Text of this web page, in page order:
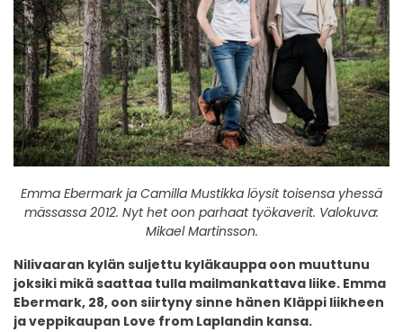
Emma Ebermark ja Camilla Mustikka löysit toisensa yhessä
mässassa 2012. Nyt het oon parhaat työkaverit. Valokuva:
Mikael Martinsson.
Nilivaaran kylän suljettu kyläkauppa oon muuttunu
joksiki mikä saattaa tulla mailmankattava liike. Emma
Ebermark, 28, oon siirtyny sinne hänen Kläppi liikheen
ja veppikaupan Love from Laplandin kansa.